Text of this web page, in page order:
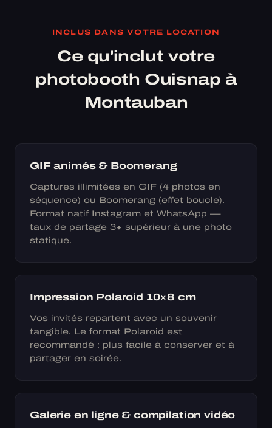
INCLUS DANS VOTRE LOCATION
Ce qu'inclut votre
photobooth Ouisnap à
Montauban
GIF animés & Boomerang
Captures illimitées en GIF (4 photos en
séquence) ou Boomerang (effet boucle).
Format natif Instagram et WhatsApp —
taux de partage 3× supérieur à une photo
statique.
Impression Polaroid 10×8 cm
Vos invités repartent avec un souvenir
tangible. Le format Polaroid est
recommandé : plus facile à conserver et à
partager en soirée.
Galerie en ligne & compilation vidéo